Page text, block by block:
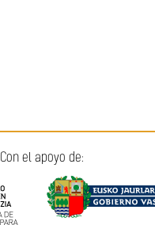
Con el apoyo de: